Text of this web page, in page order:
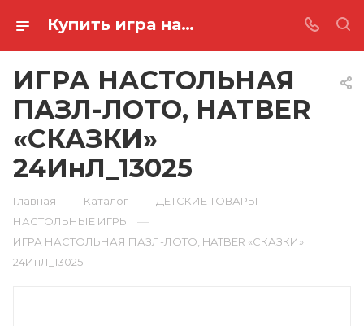
Купить игра настольная пазл-лото, hatber «сказки» 24ИнЛ_13025 в Ростове-на-Дону
ИГРА НАСТОЛЬНАЯ
ПАЗЛ-ЛОТО, HATBER
«СКАЗКИ»
24ИнЛ_13025
Главная — Каталог — ДЕТСКИЕ ТОВАРЫ —
НАСТОЛЬНЫЕ ИГРЫ —
ИГРА НАСТОЛЬНАЯ ПАЗЛ-ЛОТО, HATBER «СКАЗКИ»
24ИнЛ_13025